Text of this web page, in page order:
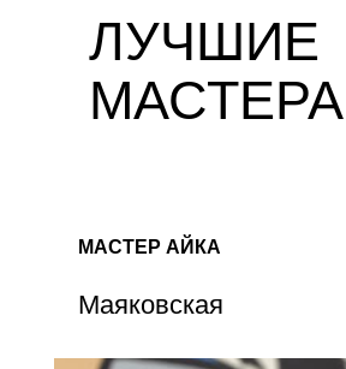
ЛУЧШИЕ
МАСТЕРА
МАСТЕР АЙКА
Маяковская